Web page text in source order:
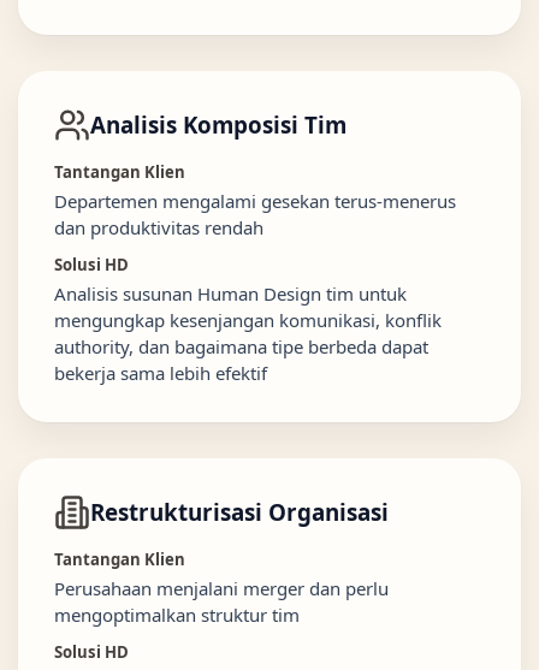
Analisis Komposisi Tim
Tantangan Klien
Departemen mengalami gesekan terus-menerus
dan produktivitas rendah
Solusi HD
Analisis susunan Human Design tim untuk
mengungkap kesenjangan komunikasi, konflik
authority, dan bagaimana tipe berbeda dapat
bekerja sama lebih efektif
Restrukturisasi Organisasi
Tantangan Klien
Perusahaan menjalani merger dan perlu
mengoptimalkan struktur tim
Solusi HD